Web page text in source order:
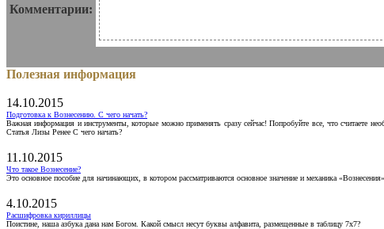
Комментарии:
Полезная информация
14.10.2015
Подготовка к Вознесению. С чего начать?
Важная информация и инструменты, которые можно применять сразу сейчас! Попробуйте все, что считаете
Статья Лизы Ренее С чего начать?
11.10.2015
Что такое Вознесение?
Это основное пособие для начинающих, в котором рассматриваются основное значение и механика
4.10.2015
Расшифровка кириллицы
Поистине, наша азбука дана нам Богом. Какой смысл несут буквы алфавита, размещенные в таблицу 7х7?